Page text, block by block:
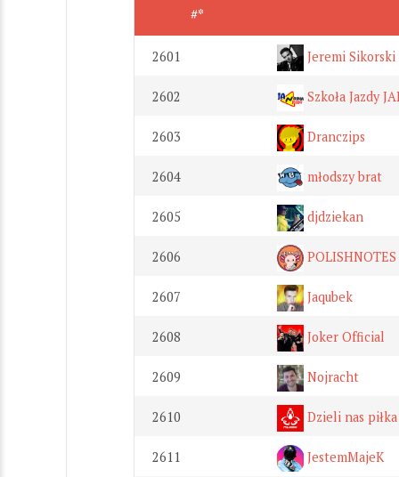
#*
2601 Jeremi Sikorski
2602 Szkoła Jazdy
2603 Dranczips
2604 młodszy brat
2605 djdziekan
2606 POLISHNOTES
2607 Jaqubek
2608 Joker Official
2609 Nojracht
2610 Dzieli nas piłka
2611 JestemMajeK